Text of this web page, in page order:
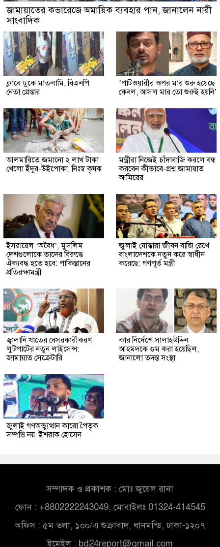
জামায়াতের কভারেজে অমায়িক ব্যবহার পান, জানালেন নারী
সাংবাদিক
ক্লাবে ঢুকে মাতলামি, বিএনপি
নেতা গ্রেপ্তার
‘পাটওয়ারীর ওপর মার শুরু হয়েছে
কেবল, আসল মার তো শুরুই হয়নি’
আলমারিতে জমানো ২ লাখ টাকা
খেলো ইঁদুর-উইপোকা, নিঃস্ব কৃষক
মন্ত্রীরা নিজেই চাঁদাবাজি করলে বন্ধ
করবেন কীভাবে-প্রশ্ন জামায়াত
আমিরের
ইসরায়েল ‘অবৈধ’, মুসলিম
দেশগুলোকে তাদের বিরুদ্ধে
ঐক্যবদ্ধ হতে হবে: পাকিস্তানের
প্রতিরক্ষামন্ত্রী
জুলাই যোদ্ধারা জীবন বাজি রেখে
বাংলাদেশকে নতুন করে স্বাধীন
করেছে: গণপূর্ত মন্ত্রী
জ্বালানি খাতের বেসরকারীকরণ
লুটপাটের নতুন লাইসেন্স:
জামায়াত সেক্রেটারি
কার নির্দেশে সালাহউদ্দিন
আহমদকে গুম করা হয়েছিল,
জানালো তদন্ত সংস্থা
জুলাই গণঅভ্যুত্থান কারো পৈতৃক
সম্পত্তি নয়: ইশরাক হোসেন
সম্পাদক ও প্রকাশক : মোঃ জুয়েল রানা
ফোন : +8802222243049, মোবাইলঃ 01324-414545
অফিস : ৫ম তলা, ১০০/এ শুক্রাবাদ, ধানমন্ডি, ঢাকা-১২০৭
ইমেইল : bd24report@gmail.com